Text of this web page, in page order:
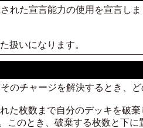
れた宣言能力の使用を宣言し
扱いになります。
のチャージを解決するとき、
た枚数まで自分のデッキを破
このとき、破棄する枚数と下に